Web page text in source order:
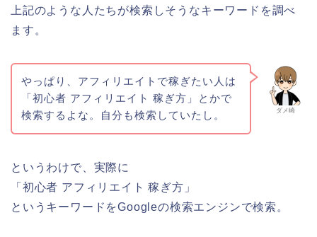
上記のような人たちが検索しそうなキーワードを調べ
ます。
ダメ崎
やっぱり、アフィリエイトで稼ぎたい人は
「初心者 アフィリエイト 稼ぎ方」とかで
検索するよな。自分も検索していたし。
というわけで、実際に
「初心者 アフィリエイト 稼ぎ方」
というキーワードをGoogleの検索エンジンで検索。